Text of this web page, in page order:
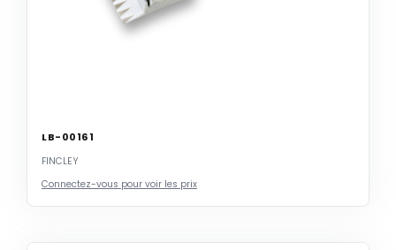
LB-00161
FINCLEY
Connectez-vous pour voir les prix